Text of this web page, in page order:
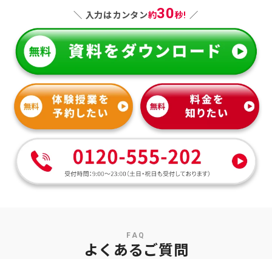
＼ 入力はカンタン約30秒! ／
FAQ
よくあるご質問